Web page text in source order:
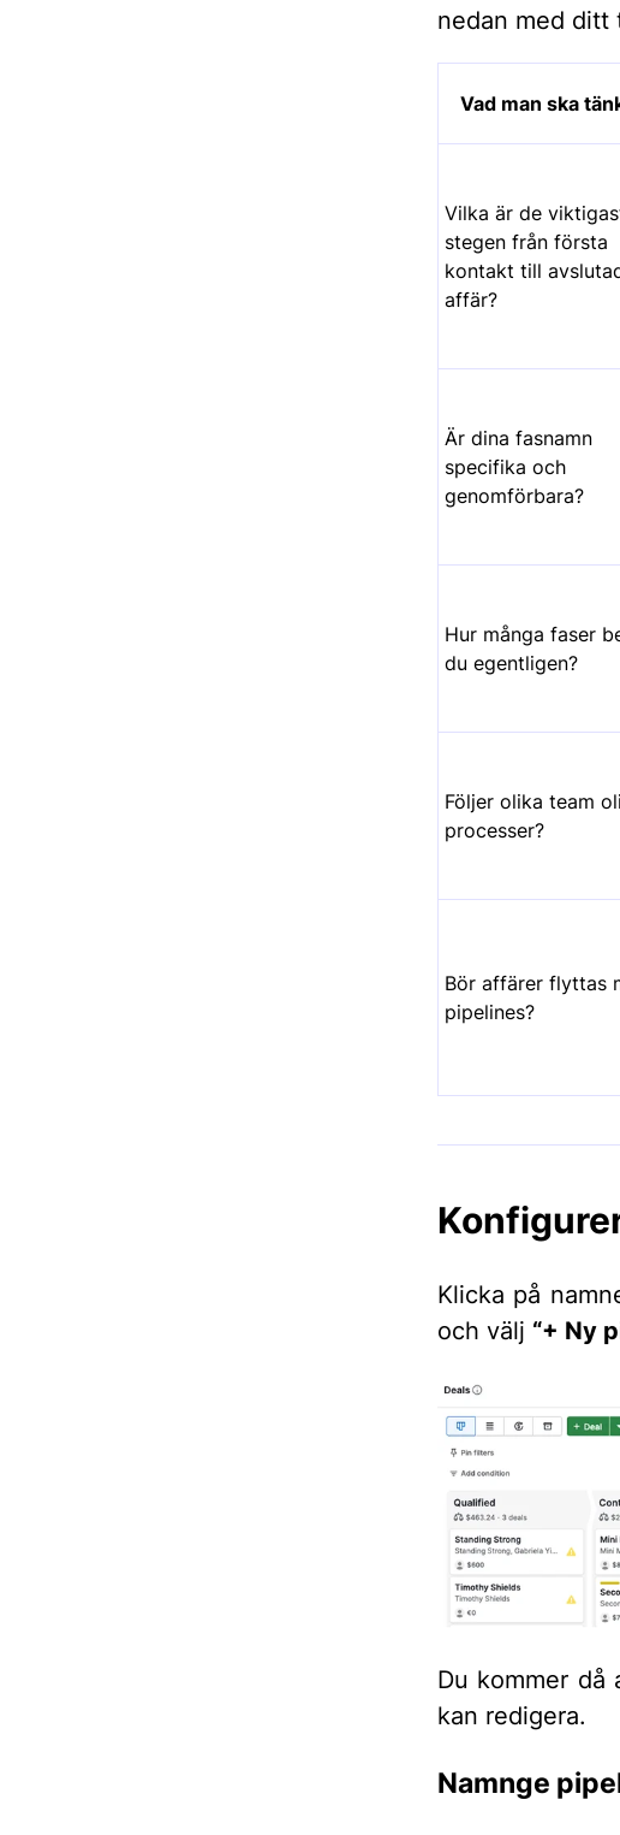
nedan med ditt
Vad man ska
Vilka är de
stegen från första
kontakt till
affär?
Är dina fasnamn
specifika och
genomförbara?
Hur många faser
du egentligen?
Följer olika team
processer?
Bör affärer flyttas
pipelines?
Klicka på
och välj “+ Ny
Du kommer då
kan redigera.
Namnge